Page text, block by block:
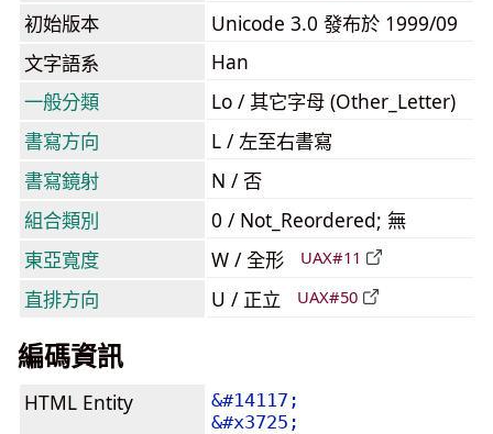
初始版本
Unicode 3.0 發布於 1999/09
文字語系
Han
一般分類
Lo / 其它字母 (Other_Letter)
書寫方向
L / 左至右書寫
書寫鏡射
N / 否
組合類別
0 / Not_Reordered; 無
東亞寬度
W / 全形 UAX#11
直排方向 U / 正立 UAX#50
編碼資訊
HTML Entity
&#14117;
&#x3725;